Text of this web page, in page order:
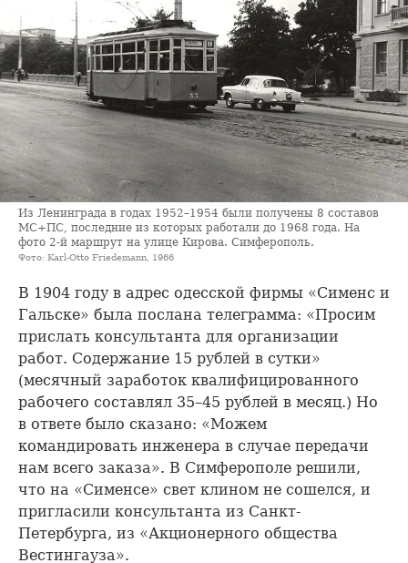
Из Ленинграда в годах 1952–1954 были получены 8 составов
МС+ПС, последние из которых работали до 1968 года. На
фото 2-й маршрут на улице Кирова. Симферополь.
Фото: Karl-Otto Friedemann, 1966
В 1904 году в адрес одесской фирмы «Сименс и
Гальске» была послана телеграмма: «Просим
прислать консультанта для организации
работ. Содержание 15 рублей в сутки»
(месячный заработок квалифицированного
рабочего составлял 35–45 рублей в месяц.) Но
в ответе было сказано: «Можем
командировать инженера в случае передачи
нам всего заказа». В Симферополе решили,
что на «Сименсе» свет клином не сошелся, и
пригласили консультанта из Санкт-
Петербурга, из «Акционерного общества
Вестингауза».